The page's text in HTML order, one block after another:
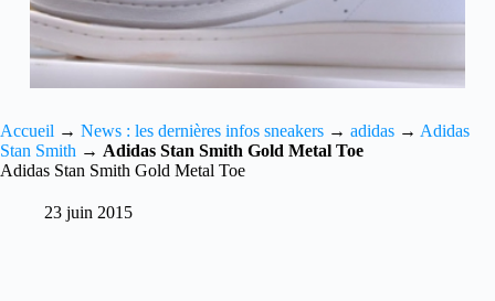
Accueil → News : les dernières infos sneakers → adidas → Adidas
Stan Smith → Adidas Stan Smith Gold Metal Toe
Adidas Stan Smith Gold Metal Toe
23 juin 2015